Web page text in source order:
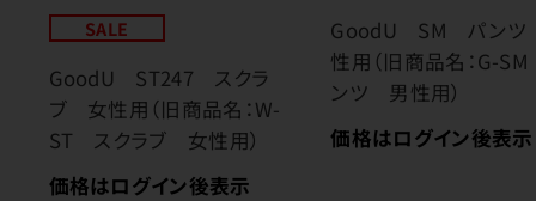
SALE
GoodU ST247 スクラ
ブ 女性用（旧商品名：W-
ST スクラブ 女性用）
価格はログイン後表示
GoodU SM パン
性用（旧商品名：G-
ンツ 男性用）
価格はログイン後表示